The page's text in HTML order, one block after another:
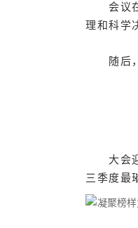
会议
理和科学
随后
大会
三季度最